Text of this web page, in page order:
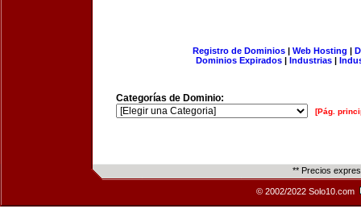
Registro de Dominios| Web Hosting |
Dominios Expirados | Industrias |
Categorías de Dominio:
[Pág.
** Precios
© 2002/2022 Solo10.com